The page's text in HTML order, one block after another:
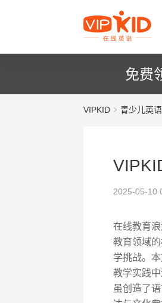
免费
VIPKID 青少儿英
2025-05-10
在线教育
教育领域
学挑战。
教学实践
虽创造了